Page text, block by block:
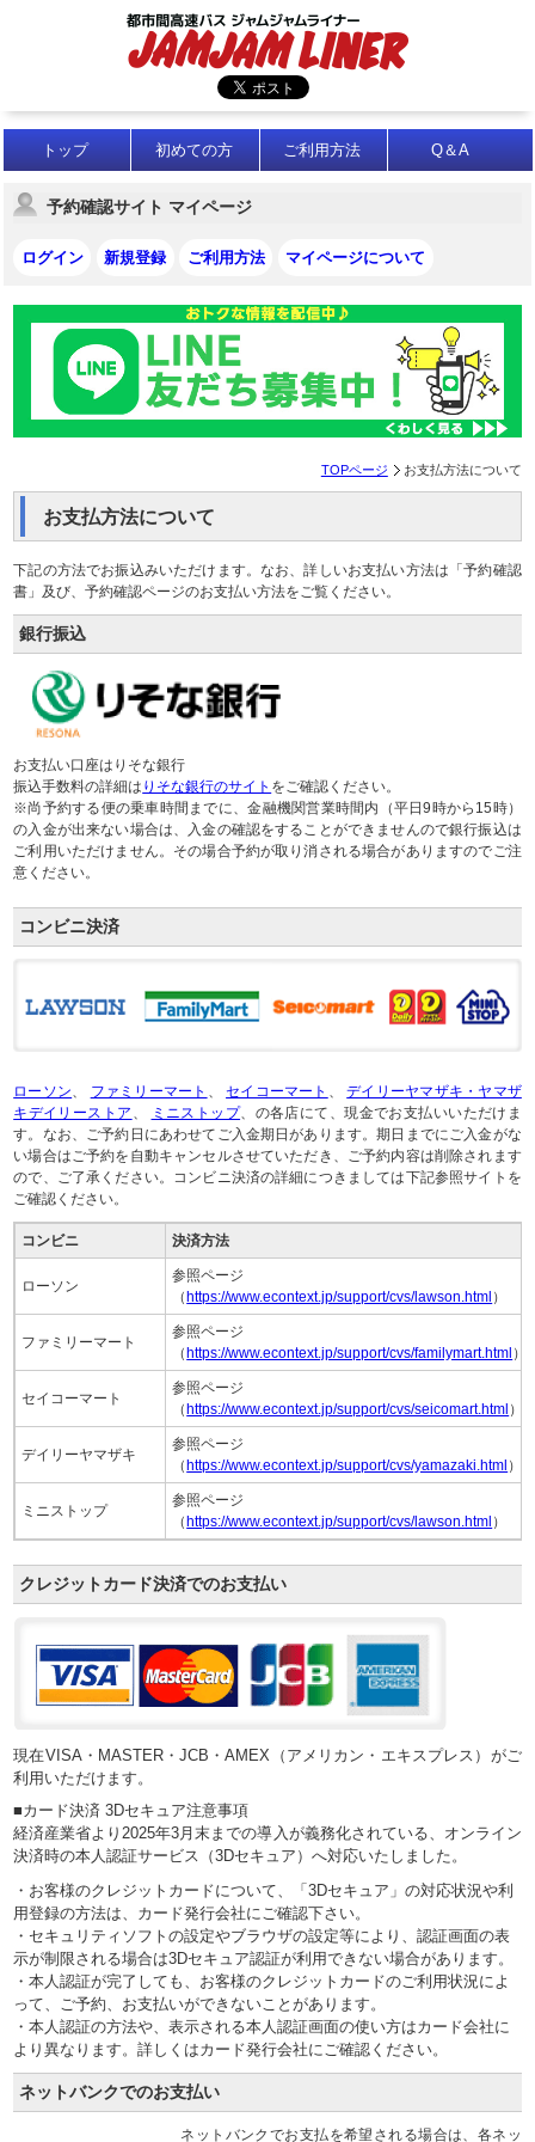
トップ 初めての方 ご利用方法 Q＆A
予約確認サイト マイページ
ログイン 新規登録 ご利用方法 マイページについて
TOPページ お支払方法について
お支払方法について
下記の方法でお振込みいただけます。なお、詳しいお支払い方法は「予約確認
書」及び、予約確認ページのお支払い方法をご覧ください。
銀行振込
お支払い口座はりそな銀行
振込手数料の詳細は りそな銀行のサイト をご確認ください。
※尚予約する便の乗車時間までに、金融機関営業時間内（平日9時から15時）
の入金が出来ない場合は、入金の確認をすることができませんので銀行振込は
ご利用いただけません。その場合予約が取り消される場合がありますのでご注
意ください。
コンビニ決済
ローソン、 ファミリーマート 、セイコーマート 、デイリーヤマザキ・ヤマザ
キデイリーストア 、 ミニストップ、の各店にて、現金でお支払いいただけま
す。なお、ご予約日にあわせてご入金期日があります。期日までにご入金がな
い場合はご予約を自動キャンセルさせていただき、ご予約内容は削除されます
ので、ご了承ください。コンビニ決済の詳細につきましては下記参照サイトを
ご確認ください。
コンビニ 決済方法
ローソン
参照ページ
（ https://www.econtext.jp/support/cvs/lawson.html ）
ファミリーマート
参照ページ
（ https://www.econtext.jp/support/cvs/familymart.html ）
セイコーマート
参照ページ
（ https://www.econtext.jp/support/cvs/seicomart.html ）
デイリーヤマザキ
参照ページ
（ https://www.econtext.jp/support/cvs/yamazaki.html ）
ミニストップ
参照ページ
（ https://www.econtext.jp/support/cvs/lawson.html ）
クレジットカード決済でのお支払い
現在VISA・MASTER・JCB・AMEX（アメリカン・エキスプレス）がご
利用いただけます。
■カード決済 3Dセキュア注意事項
経済産業省より2025年3月末までの導入が義務化されている、オンライン
決済時の本人認証サービス（3Dセキュア）へ対応いたしました。
・お客様のクレジットカードについて、「3Dセキュア」の対応状況や利
用登録の方法は、カード発行会社にご確認下さい。
・セキュリティソフトの設定やブラウザの設定等により、認証画面の表
示が制限される場合は3Dセキュア認証が利用できない場合があります。
・本人認証が完了しても、お客様のクレジットカードのご利用状況によ
って、ご予約、お支払いができないことがあります。
・本人認証の方法や、表示される本人認証画面の使い方はカード会社に
より異なります。詳しくはカード発行会社にご確認ください。
ネットバンクでのお支払い
ネットバンクでお支払を希望される場合は、各ネッ